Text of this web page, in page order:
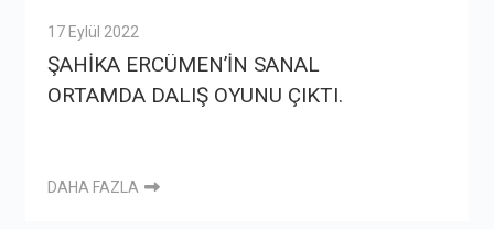
17 Eylül 2022
ŞAHİKA ERCÜMEN’İN SANAL
ORTAMDA DALIŞ OYUNU ÇIKTI.
DAHA FAZLA